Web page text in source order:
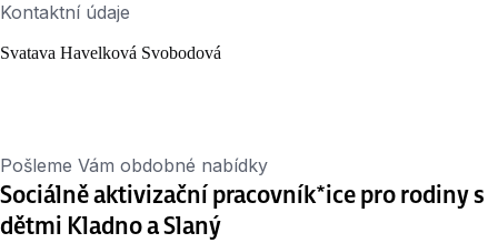
Kontaktní údaje
Svatava Havelková Svobodová
Pošleme Vám obdobné nabídky
Sociálně aktivizační pracovník*ice pro rodiny s
dětmi Kladno a Slaný